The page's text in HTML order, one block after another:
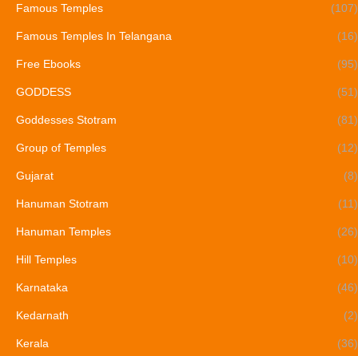
Famous Temples (107)
Famous Temples In Telangana (16)
Free Ebooks (95)
GODDESS (51)
Goddesses Stotram (81)
Group of Temples (12)
Gujarat (8)
Hanuman Stotram (11)
Hanuman Temples (26)
Hill Temples (10)
Karnataka (46)
Kedarnath (2)
Kerala (36)